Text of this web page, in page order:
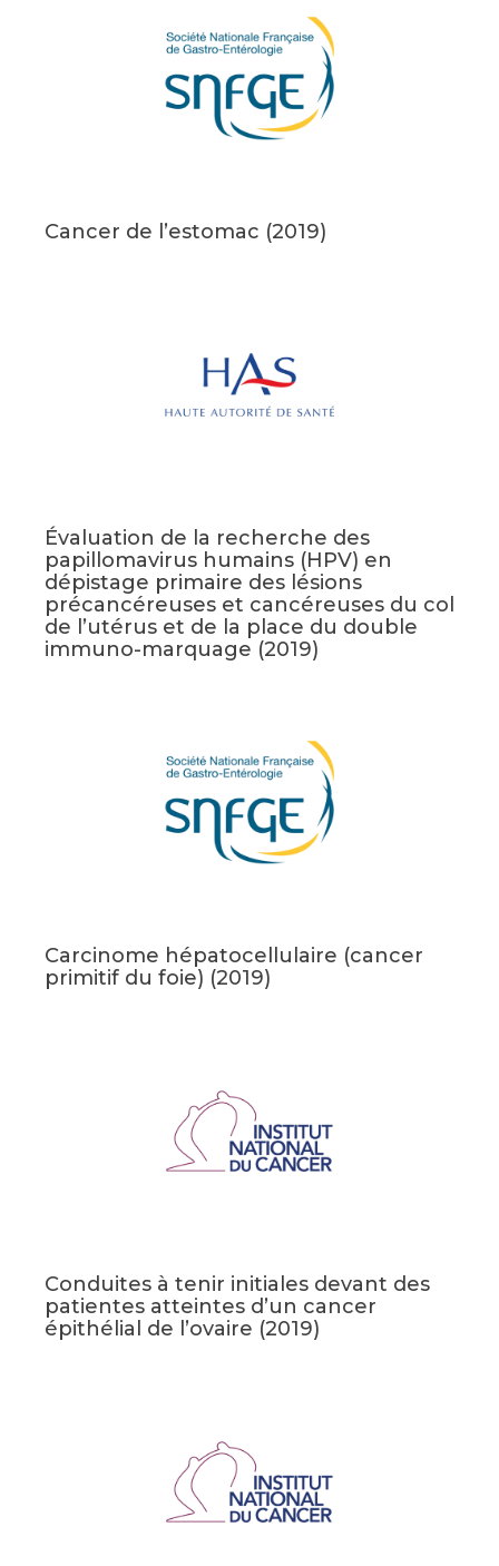
Cancer de l’estomac (2019)
Évaluation de la recherche des
papillomavirus humains (HPV) en
dépistage primaire des lésions
précancéreuses et cancéreuses du col
de l’utérus et de la place du double
immuno-marquage (2019)
Carcinome hépatocellulaire (cancer
primitif du foie) (2019)
Conduites à tenir initiales devant des
patientes atteintes d’un cancer
épithélial de l’ovaire (2019)